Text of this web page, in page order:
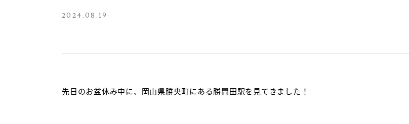
2024.08.19
先日のお盆休み中に、岡山県勝央町にある勝間田駅を見てきました！